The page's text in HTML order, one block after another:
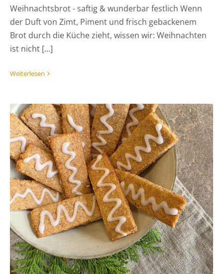
Weihnachtsbrot - saftig & wunderbar festlich Wenn
der Duft von Zimt, Piment und frisch gebackenem
Brot durch die Küche zieht, wissen wir: Weihnachten
ist nicht [...]
Weiterlesen